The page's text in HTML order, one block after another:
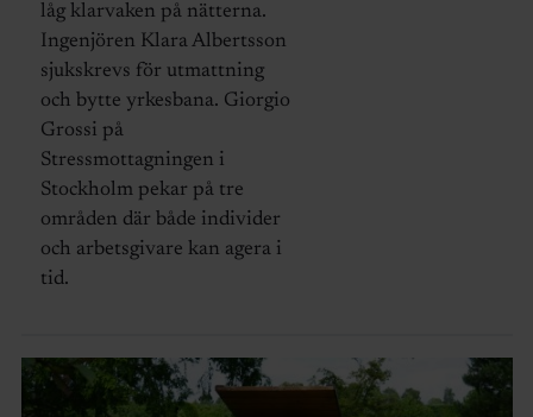
låg klarvaken på nätterna.
Ingenjören Klara Albertsson
sjukskrevs för utmattning
och bytte yrkesbana. Giorgio
Grossi på
Stressmottagningen i
Stockholm pekar på tre
områden där både individer
och arbetsgivare kan agera i
tid.